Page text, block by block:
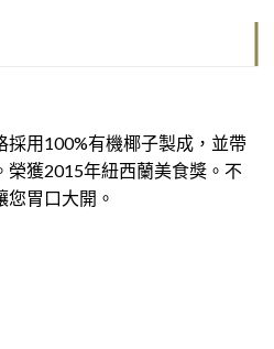
用100%有機椰子製成，並帶
榮獲2015年紐西蘭美食獎。不
胃口大開。